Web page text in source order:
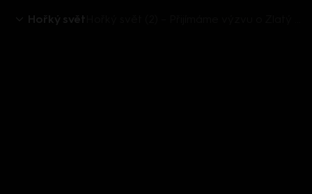
Hořký svět